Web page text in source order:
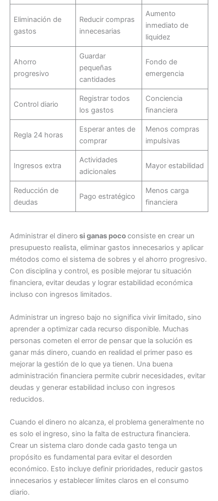
Eliminación de
gastos
Reducir compras
innecesarias
Aumento
inmediato de
liquidez
Ahorro
progresivo
Guardar
pequeñas
cantidades
Fondo de
emergencia
Control diario
Registrar todos
los gastos
Conciencia
financiera
Regla 24 horas
Esperar antes de
comprar
Menos compras
impulsivas
Ingresos extra
Actividades
adicionales
Mayor estabilidad
Reducción de
deudas
Pago estratégico
Menos carga
financiera
Administrar el dinero si ganas pococonsiste en crear un
presupuesto realista, eliminar gastos innecesarios y aplicar
métodos como el sistema de sobres y el ahorro progresivo.
Con disciplina y control, es posible mejorar tu situación
financiera, evitar deudas y lograr estabilidad económica
incluso con ingresos limitados.
Administrar un ingreso bajo no significa vivir limitado, sino
aprender a optimizar cada recurso disponible. Muchas
personas cometen el error de pensar que la solución es
ganar más dinero, cuando en realidad el primer paso es
mejorar la gestión de lo que ya tienen. Una buena
administración financiera permite cubrir necesidades, evitar
deudas y generar estabilidad incluso con ingresos
reducidos.
Cuando el dinero no alcanza, el problema generalmente no
es solo el ingreso, sino la falta de estructura financiera.
Crear un sistema claro donde cada gasto tenga un
propósito es fundamental para evitar el desorden
económico. Esto incluye definir prioridades, reducir gastos
innecesarios y establecer límites claros en el consumo
diario.